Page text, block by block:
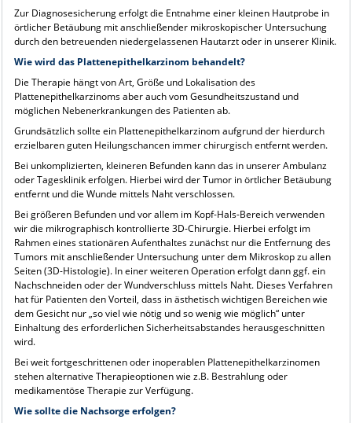
Zur Diagnosesicherung erfolgt die Entnahme einer kleinen Hautprobe in
örtlicher Betäubung mit anschließender mikroskopischer Untersuchung
durch den betreuenden niedergelassenen Hautarzt oder in unserer Klinik.
Wie wird das Plattenepithelkarzinom behandelt?
Die Therapie hängt von Art, Größe und Lokalisation des
Plattenepithelkarzinoms aber auch vom Gesundheitszustand und
möglichen Nebenerkrankungen des Patienten ab.
Grundsätzlich sollte ein Plattenepithelkarzinom aufgrund der hierdurch
erzielbaren guten Heilungschancen immer chirurgisch entfernt werden.
Bei unkomplizierten, kleineren Befunden kann das in unserer Ambulanz
oder Tagesklinik erfolgen. Hierbei wird der Tumor in örtlicher Betäubung
entfernt und die Wunde mittels Naht verschlossen.
Bei größeren Befunden und vor allem im Kopf-Hals-Bereich verwenden
wir die mikrographisch kontrollierte 3D-Chirurgie. Hierbei erfolgt im
Rahmen eines stationären Aufenthaltes zunächst nur die Entfernung des
Tumors mit anschließender Untersuchung unter dem Mikroskop zu allen
Seiten (3D-Histologie). In einer weiteren Operation erfolgt dann ggf. ein
Nachschneiden oder der Wundverschluss mittels Naht. Dieses Verfahren
hat für Patienten den Vorteil, dass in ästhetisch wichtigen Bereichen wie
dem Gesicht nur „so viel wie nötig und so wenig wie möglich“ unter
Einhaltung des erforderlichen Sicherheitsabstandes herausgeschnitten
wird.
Bei weit fortgeschrittenen oder inoperablen Plattenepithelkarzinomen
stehen alternative Therapieoptionen wie z.B. Bestrahlung oder
medikamentöse Therapie zur Verfügung.
Wie sollte die Nachsorge erfolgen?